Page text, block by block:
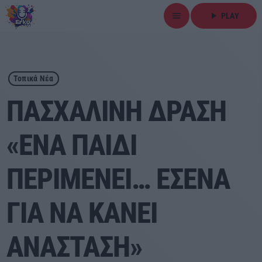
menu play_arrow PLAY
close
play_arrow ΕΡΚΟ
Αρχική
Εκπομπές
Ειδήσεις
Αθλητικά
Τοπικά Νέα
ΠΑΣΧΑΛΙΝΗ ΔΡΑΣΗ
«ΕΝΑ ΠΑΙΔΙ
ΠΕΡΙΜΕΝΕΙ… ΕΣΕΝΑ
ΓΙΑ ΝΑ ΚΑΝΕΙ
ΑΝΑΣΤΑΣΗ»